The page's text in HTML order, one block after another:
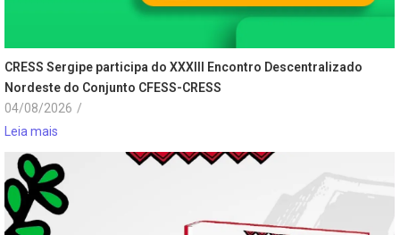
CRESS Sergipe participa do XXXIII Encontro Descentralizado
Nordeste do Conjunto CFESS-CRESS
04/08/2026 /
Leia mais